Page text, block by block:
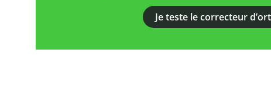
Je teste le correcteur